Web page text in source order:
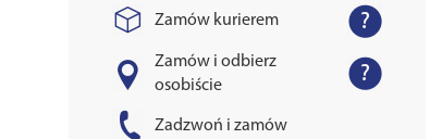
Zamów kurierem
Zamów i odbierz
osobiście
Zadzwoń i zamów